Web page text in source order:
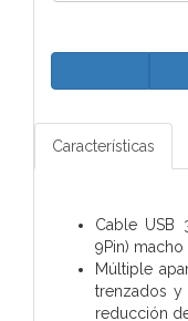
Características
Cable USB
9Pin)
Múltiple
trenzados y
reducción